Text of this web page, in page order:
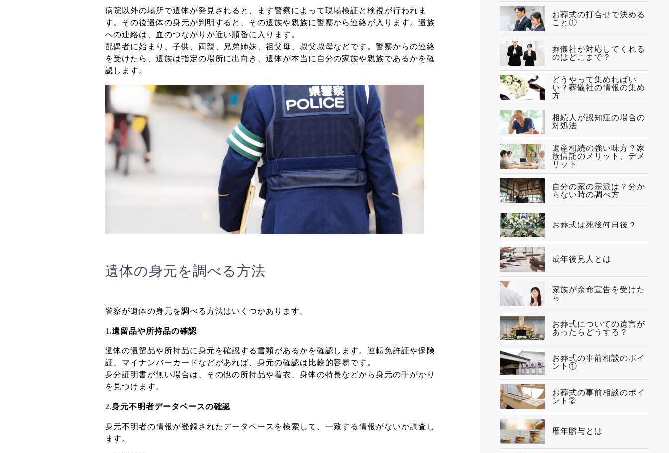
病院以外の場所で遺体が発見されると、ます警察によって現場検証と検視が行われま
す。その後遺体の身元が判明すると、その遺族や親族に警察から連絡が入ります。 遺族
への連絡は、血のつながりが近い順番に入ります。
配偶者に始まり、子供、両親、兄弟姉妹、祖父母、叔父叔母などです。 警察からの連絡
を受けたら、遺族は指定の場所に出向き、遺体が本当に自分の家族や親族であるかを確
認します。
遺体の身元を調べる方法
警察が遺体の身元を調べる方法はいくつかあります。
1.遺留品や所持品の確認
遺体の遺留品や所持品に身元を確認する書類があるかを確認します。運転免許証や保険
証、マイナンバーカードなどがあれば、身元の確認は比較的容易です。
身分証明書が無い場合は、その他の所持品や着衣、身体の特長などから身元の手がかり
を見つけます。
2.身元不明者データベースの確認
身元不明者の情報が登録されたデータベースを検索して、一致する情報がないか調査し
ます。
お葬式の打合せで決める
こと①
葬儀社が対応してくれる
のはどこまで？
どうやって集めればい
い？葬儀社の情報の集め
方
相続人が認知症の場合の
対処法
遺産相続の強い味方？家
族信託のメリット、デメ
リット
自分の家の宗派は？分か
らない時の調べ方
お葬式は死後何日後？
成年後見人とは
家族が余命宣告を受けた
ら
お葬式についての遺言が
あったらどうする？
お葬式の事前相談のポイ
ント①
お葬式の事前相談のポイ
ント➁
暦年贈与とは